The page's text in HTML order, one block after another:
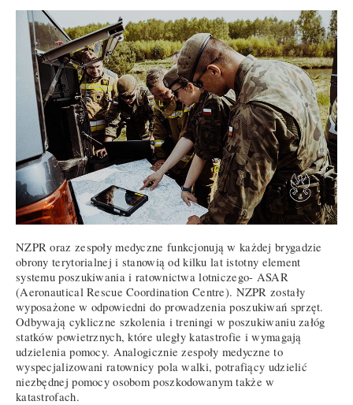
NZPR oraz zespoły medyczne funkcjonują w każdej brygadzie
obrony terytorialnej i stanowią od kilku lat istotny element
systemu poszukiwania i ratownictwa lotniczego- ASAR
(Aeronautical Rescue Coordination Centre). NZPR zostały
wyposażone w odpowiedni do prowadzenia poszukiwań sprzęt.
Odbywają cykliczne szkolenia i treningi w poszukiwaniu załóg
statków powietrznych, które uległy katastrofie i wymagają
udzielenia pomocy. Analogicznie zespoły medyczne to
wyspecjalizowani ratownicy pola walki, potrafiący udzielić
niezbędnej pomocy osobom poszkodowanym także w
katastrofach.